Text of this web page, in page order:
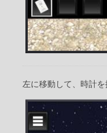
左に移動して、時計